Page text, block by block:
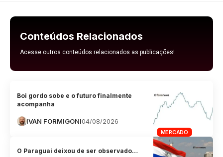
Conteúdos Relacionados
Acesse outros conteúdos relacionados as publicações!
MERCADO
Boi gordo sobe e o futuro finalmente
acompanha
IVAN FORMIGONI04/08/2026
O Paraguai deixou de ser observado…